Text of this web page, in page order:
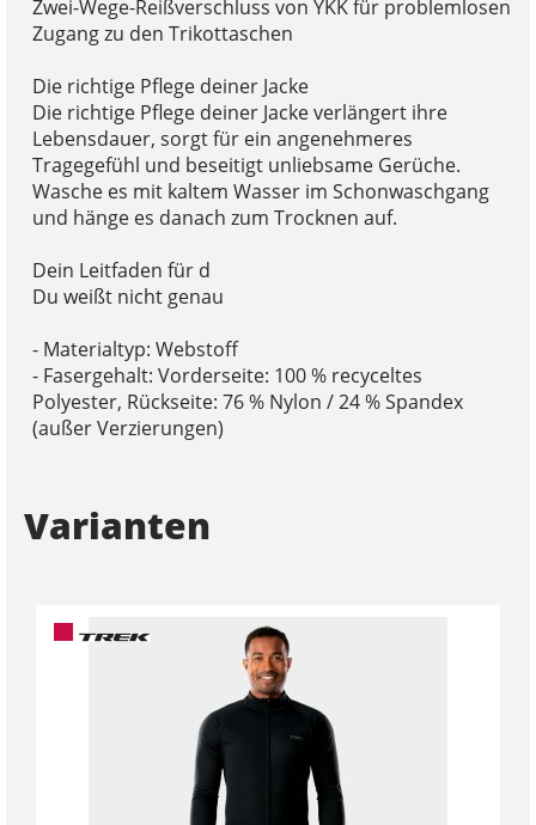
Zwei-Wege-Reißverschluss von YKK für problemlosen
Zugang zu den Trikottaschen
Die richtige Pflege deiner Jacke
Die richtige Pflege deiner Jacke verlängert ihre
Lebensdauer, sorgt für ein angenehmeres
Tragegefühl und beseitigt unliebsame Gerüche.
Wasche es mit kaltem Wasser im Schonwaschgang
und hänge es danach zum Trocknen auf.
Dein Leitfaden für d
Du weißt nicht genau
- Materialtyp: Webstoff
- Fasergehalt: Vorderseite: 100 % recyceltes
Polyester, Rückseite: 76 % Nylon / 24 % Spandex
(außer Verzierungen)
Varianten